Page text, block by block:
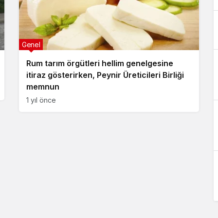
Rum tarım örgütleri hellim genelgesine
itiraz gösterirken, Peynir Üreticileri Birliği
memnun
Genel
1 yıl önce